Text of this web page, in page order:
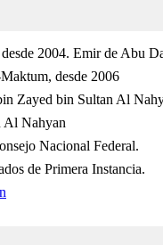
2004. Emir de Abu
desde 2006
Zayed bin Sultan Al
Al Nahyan
Nacional Federal.
de Primera Instancia.